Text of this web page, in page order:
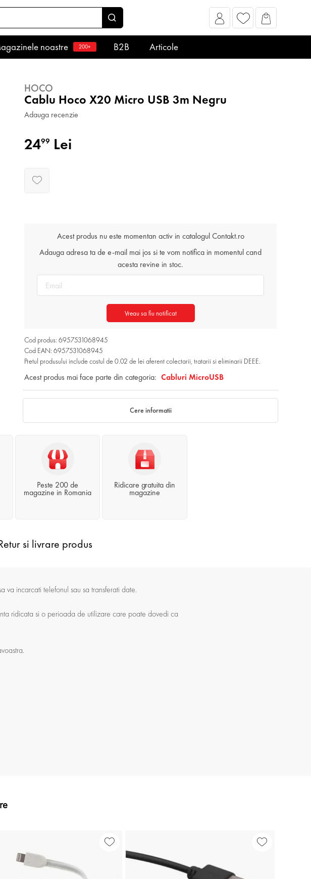
noastre 200+ B2B Articole
HOCO
Cablu Hoco X20 Micro USB 3m Negru
Adauga recenzie
2499 Lei
Acest produs nu este momentan activ in catalogul Contakt.ro
Adauga adresa ta de e-mail mai jos si te vom notifica in momentul cand
acesta revine in stoc.
Vreau sa fiu notificat
Cod produs: 6957531068945
Cod EAN: 6957531068945
Pretul produsului include costul de 0.02 de lei aferent colectarii, tratarii si eliminarii DEEE.
Acest produs mai face parte din categoria: Cabluri MicroUSB
Cere informatii
Peste 200 de
magazine in Romania
Ridicare gratuita din
magazine
si livrare produs
va incarcati telefonul sau sa transferati date.
ridicata si o perioada de utilizare care poate dovedi ca